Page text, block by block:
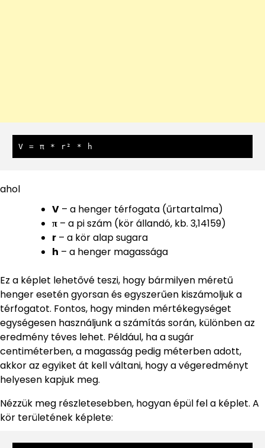
V = π * r² * h
ahol
V – a henger térfogata (űrtartalma)
π – a pi szám (kör állandó, kb. 3,14159)
r – a kör alap sugara
h – a henger magassága
Ez a képlet lehetővé teszi, hogy bármilyen méretű
henger esetén gyorsan és egyszerűen kiszámoljuk a
térfogatot. Fontos, hogy minden mértékegységet
egységesen használjunk a számítás során, különben az
eredmény téves lehet. Például, ha a sugár
centiméterben, a magasság pedig méterben adott,
akkor az egyiket át kell váltani, hogy a végeredményt
helyesen kapjuk meg.
Nézzük meg részletesebben, hogyan épül fel a képlet. A
kör területének képlete: